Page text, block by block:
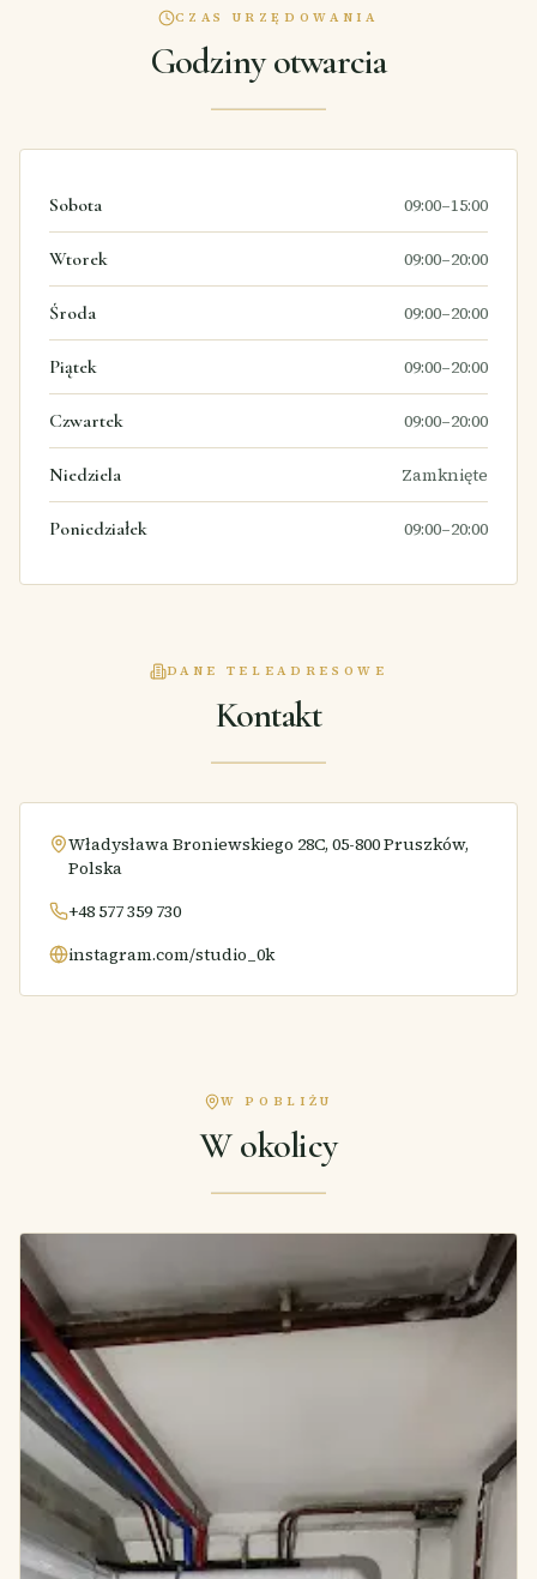
CZAS URZĘDOWANIA
Godziny otwarcia
Sobota 09:00–15:00
Wtorek 09:00–20:00
Środa 09:00–20:00
Piątek 09:00–20:00
Czwartek 09:00–20:00
Niedziela Zamknięte
Poniedziałek 09:00–20:00
DANE TELEADRESOWE
Kontakt
Władysława Broniewskiego 28C, 05-800 Pruszków,
Polska
+48 577 359 730
instagram.com/studio_0k
W POBLIŻU
W okolicy